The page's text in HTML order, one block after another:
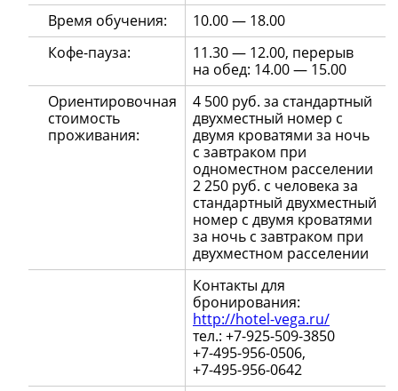
Время обучения:
10.00 — 18.00
Кофе-пауза:
11.30 — 12.00, перерыв
на обед: 14.00 — 15.00
Ориентировочная
стоимость
проживания:
4 500 руб. за стандартный
двухместный номер с
двумя кроватями за ночь
с завтраком при
одноместном расселении
2 250 руб. с человека за
стандартный двухместный
номер с двумя кроватями
за ночь с завтраком при
двухместном расселении
Контакты для
бронирования:
http://hotel-vega.ru/
тел.: +7-925-509-3850
+7-495-956-0506,
+7-495-956-0642